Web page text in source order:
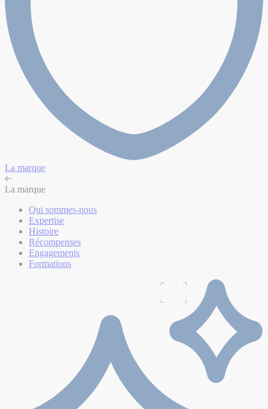
La marque
La marque
Qui sommes-nous
Expertise
Histoire
Récompenses
Engagements
Formations